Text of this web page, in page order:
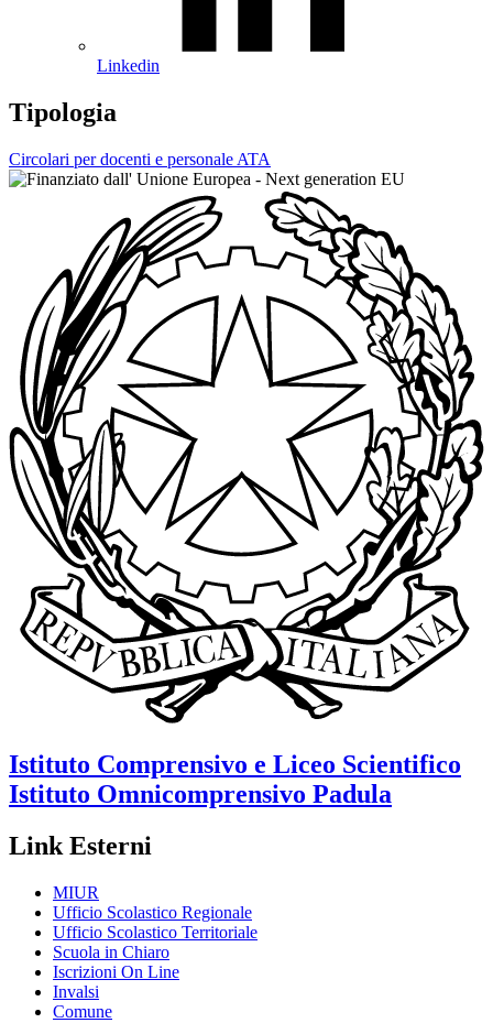
Linkedin
Tipologia
Circolari per docenti e personale ATA
Istituto Comprensivo e Liceo Scientifico
Istituto Omnicomprensivo Padula
Link Esterni
MIUR
Ufficio Scolastico Regionale
Ufficio Scolastico Territoriale
Scuola in Chiaro
Iscrizioni On Line
Invalsi
Comune